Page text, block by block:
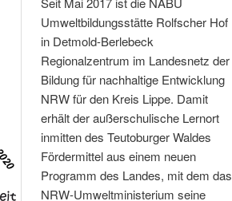
Umweltbildungsstätte Rolfscher Hof
in Detmold-Berlebeck
Regionalzentrum im Landesnetz der
Bildung für nachhaltige Entwicklung
NRW für den Kreis Lippe. Damit
erhält der außerschulische Lernort
inmitten des Teutoburger Waldes
Fördermittel aus einem neuen
Programm des Landes, mit dem das
NRW-Umweltministerium seine